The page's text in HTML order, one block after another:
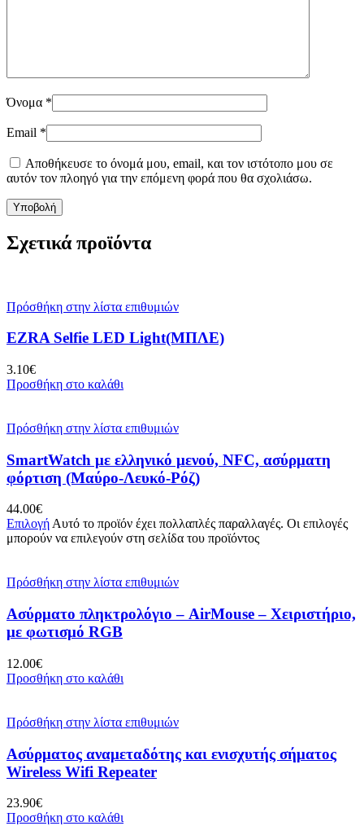
Όνομα *
Email *
Αποθήκευσε το όνομά μου, email, και τον ιστότοπο μου σε
αυτόν τον πλοηγό για την επόμενη φορά που θα σχολιάσω.
Σχετικά προϊόντα
Πρόσθήκη στην λίστα επιθυμιών
EZRA Selfie LED Light(ΜΠΛΕ)
3.10€
Προσθήκη στο καλάθι
Πρόσθήκη στην λίστα επιθυμιών
SmartWatch με ελληνικό μενού, NFC, ασύρματη
φόρτιση (Μαύρο-Λευκό-Ρόζ)
44.00€
Επιλογή Αυτό το προϊόν έχει πολλαπλές παραλλαγές. Οι επιλογές
μπορούν να επιλεγούν στη σελίδα του προϊόντος
Πρόσθήκη στην λίστα επιθυμιών
Ασύρματο πληκτρολόγιο – AirMouse – Χειριστήριο,
με φωτισμό RGB
12.00€
Προσθήκη στο καλάθι
Πρόσθήκη στην λίστα επιθυμιών
Ασύρματος αναμεταδότης και ενισχυτής σήματος
Wireless Wifi Repeater
23.90€
Προσθήκη στο καλάθι